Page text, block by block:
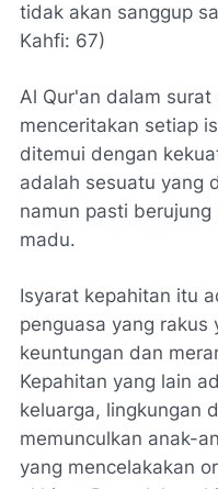
tidak akan sanggup
Kahfi: 67)
Al Qur'an dalam
menceritakan setiap
ditemui dengan
adalah sesuatu yang
namun pasti
madu.
Isyarat kepahitan itu
penguasa yang rakus
keuntungan dan
Kepahitan yang lain
keluarga, lingkungan
memunculkan anak-
yang mencelakakan